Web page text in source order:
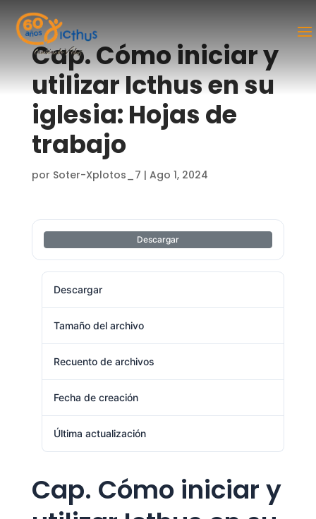
Cap. Cómo iniciar y
utilizar Icthus en su
iglesia: Hojas de
trabajo
por Soter-Xplotos_7 | Ago 1, 2024
Descargar
Descargar
Tamaño del archivo
Recuento de archivos
Fecha de creación
Última actualización
Cap. Cómo iniciar y